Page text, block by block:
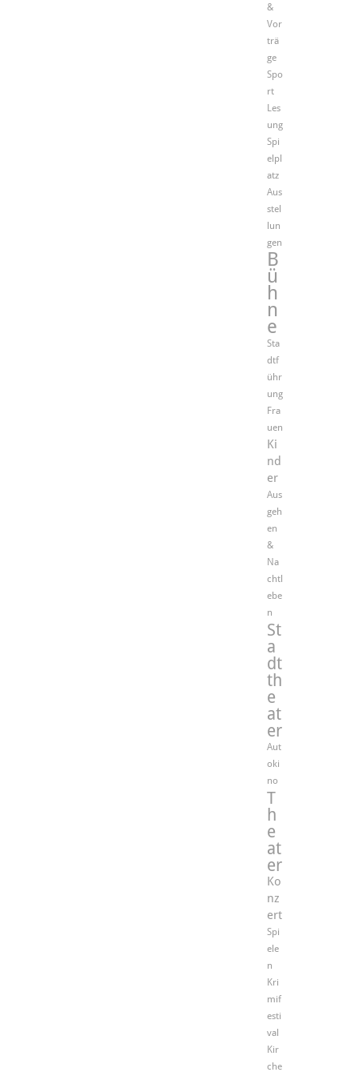
&
Vor
trä
ge
Spo
rt
Les
ung
Spi
elpl
atz
Aus
stel
lun
gen
B
ü
h
n
e
Sta
dtf
ühr
ung
Fra
uen
Ki
nd
er
Aus
geh
en
&
Na
chtl
ebe
n
St
a
dt
th
e
at
er
Aut
oki
no
T
h
e
at
er
Ko
nz
ert
Spi
ele
n
Kri
mif
esti
val
Kir
che